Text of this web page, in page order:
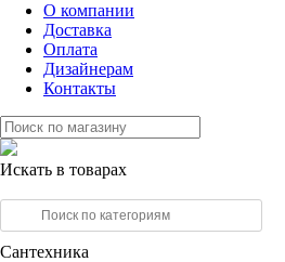
О компании
Доставка
Оплата
Дизайнерам
Контакты
Искать в товарах
Сантехника